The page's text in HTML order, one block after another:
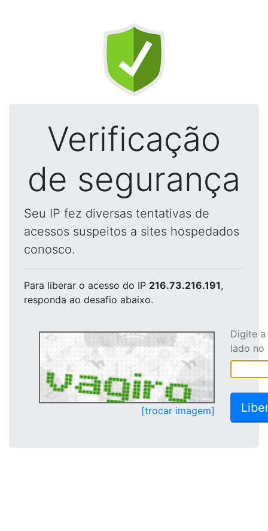
Verificação
de segurança
Seu IP fez diversas tentativas de
acessos suspeitos a sites hospedados
conosco.
Para liberar o acesso do IP 216.73.216.191,
responda ao desafio abaixo.
[trocar imagem]
Digite
lado no